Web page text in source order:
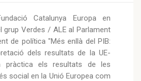
Catalunya Europa en
grup Verdes / ALE al Parlament
de política "Més enllà del PIB:
dels resultats de la UE-
pràctica els resultats de les
social en la Unió Europea com